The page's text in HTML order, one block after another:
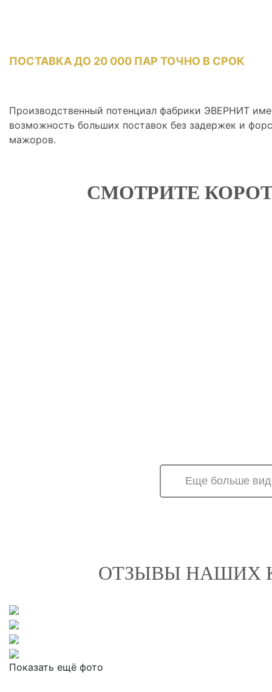
ПОСТАВКА ДО 20 000 ПАР ТОЧНО В СРОК
Производственный потенциал фабрики ЭВЕРНИТ
возможность больших поставок без задержек и
мажоров.
СМОТРИТЕ
Еще больше
ОТЗЫВЫ НАШИХ
Показать ещё фото